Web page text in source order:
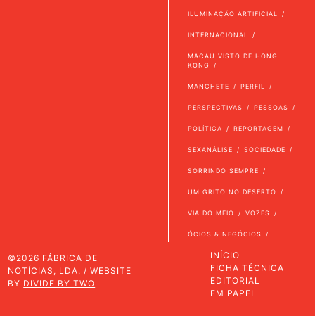
ILUMINAÇÃO ARTIFICIAL
INTERNACIONAL
MACAU VISTO DE HONG
KONG
MANCHETE PERFIL
PERSPECTIVAS PESSOAS
POLÍTICA REPORTAGEM
SEXANÁLISE SOCIEDADE
SORRINDO SEMPRE
UM GRITO NO DESERTO
VIA DO MEIO VOZES
ÓCIOS & NEGÓCIOS
©2026 FÁBRICA DE
NOTÍCIAS, LDA. / WEBSITE
BY DIVIDE BY TWO
INÍCIO
FICHA TÉCNICA
EDITORIAL
EM PAPEL